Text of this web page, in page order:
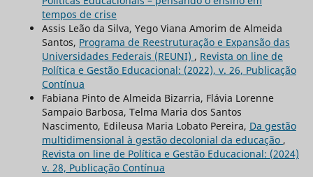
tempos de crise
Assis Leão da Silva, Yego Viana Amorim de Almeida
Santos, Programa de Reestruturação e Expansão das
Universidades Federais (REUNI) , Revista on line de
Política e Gestão Educacional: (2022), v. 26, Publicação
Contínua
Fabiana Pinto de Almeida Bizarria, Flávia Lorenne
Sampaio Barbosa, Telma Maria dos Santos
Nascimento, Edileusa Maria Lobato Pereira, Da gestão
multidimensional à gestão decolonial da educação ,
Revista on line de Política e Gestão Educacional: (2024)
v. 28, Publicação Contínua